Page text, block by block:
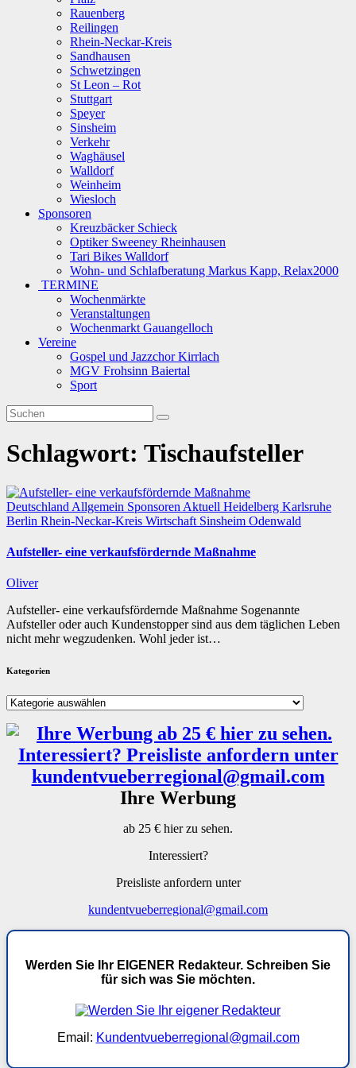
Rauenberg
Reilingen
Rhein-Neckar-Kreis
Sandhausen
Schwetzingen
St Leon – Rot
Stuttgart
Speyer
Sinsheim
Verkehr
Waghäusel
Walldorf
Weinheim
Wiesloch
Sponsoren
Kreuzbäcker Schieck
Optiker Sweeney Rheinhausen
Tari Bikes Walldorf
Wohn- und Schlafberatung Markus Kapp, Relax2000
TERMINE
Wochenmärkte
Veranstaltungen
Wochenmarkt Gauangelloch
Vereine
Gospel und Jazzchor Kirrlach
MGV Frohsinn Baiertal
Sport
Schlagwort: Tischaufsteller
Deutschland Allgemein Sponsoren Aktuell Heidelberg Karlsruhe
Berlin Rhein-Neckar-Kreis Wirtschaft Sinsheim Odenwald
Aufsteller- eine verkaufsfördernde Maßnahme
Oliver
Aufsteller- eine verkaufsfördernde Maßnahme Sogenannte
Aufsteller oder auch Kundenstopper sind aus dem täglichen Leben
nicht mehr wegzudenken. Wohl jeder ist…
Kategorien
Kategorien
Ihre Werbung
ab 25 € hier zu sehen.
Interessiert?
Preisliste anfordern unter
kundentvueberregional@gmail.com
Werden Sie Ihr EIGENER Redakteur. Schreiben Sie
für sich was Sie möchten.
Email: Kundentvueberregional@gmail.com